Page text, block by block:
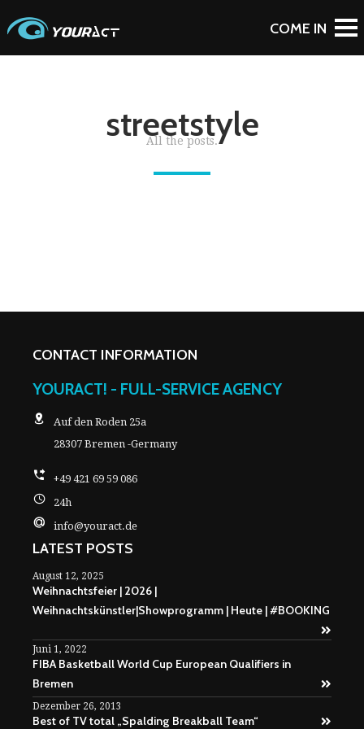
streetstyle
All the posts.
CONTACT INFORMATION
YOURACT! - FULL-SERVICE AGENCY
Auf den Roden 25a
28307 Bremen -Germany
+49 421 69 59 086
24h
info@youract.de
LATEST POSTS
August 12, 2025
Weihnachtsfeier | 2026 |
Weihnachtskünstler|Showprogramm | Heute | #BOOKING
Juni 1, 2022
FIBA Basketball World Cup European Qualifiers in
Bremen
Dezember 26, 2013
Best of TV total „Spalding Breakball Team“